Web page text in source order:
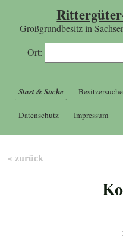
Großgrundbesitz in
Ort:
Start & Suche Besitzersuche
Datenschutz Impressum
« zurück